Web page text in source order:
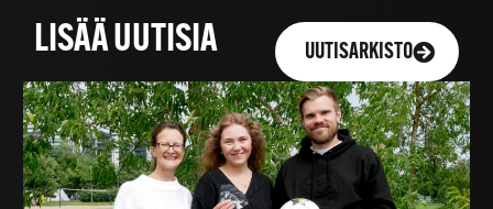
LISÄÄ UUTISIA UUTISARKISTO